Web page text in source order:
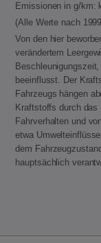
Emissionen in g/km:
(Alle Werte nach
Von den hier
verändertem
beeinflusst. Der
Fahrzeugs hängen
Kraftstoffs durch das
Fahrverhalten und
etwa
dem
hauptsächlich